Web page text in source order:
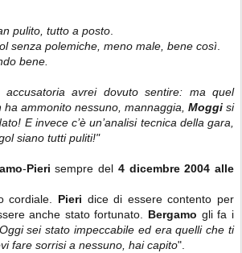
pulito, tutto a posto
senza polemiche, meno male, bene così
bene.
accusatoria avrei dovuto sentire: ma quel
ha ammonito nessuno, mannaggia, Moggi si
E invece c’è un’analisi tecnica della gara,
siano tutti puliti!"
-Pieri sempre del 4 dicembre 2004 alle
cordiale. Pieri dice di essere contento per
anche stato fortunato. Bergamo gli fa i
sei stato impeccabile ed era quelli che ti
fare sorrisi a nessuno, hai capito".